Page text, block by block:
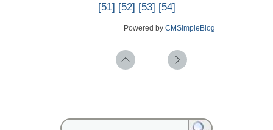
[51] [52] [53] [54]
Powered by CMSimpleBlog